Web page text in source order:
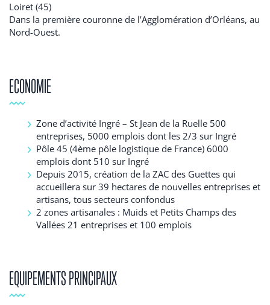
Loiret (45)
Dans la première couronne de l’Agglomération d’Orléans, au
Nord-Ouest.
ECONOMIE
Zone d’activité Ingré – St Jean de la Ruelle 500
entreprises, 5000 emplois dont les 2/3 sur Ingré
Pôle 45 (4ème pôle logistique de France) 6000
emplois dont 510 sur Ingré
Depuis 2015, création de la ZAC des Guettes qui
accueillera sur 39 hectares de nouvelles entreprises et
artisans, tous secteurs confondus
2 zones artisanales : Muids et Petits Champs des
Vallées 21 entreprises et 100 emplois
EQUIPEMENTS PRINCIPAUX